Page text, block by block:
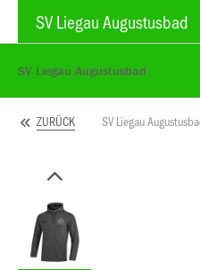
SV Liegau Augustusbad
SV Liegau Augustusbad
ZURÜCK SV Liegau